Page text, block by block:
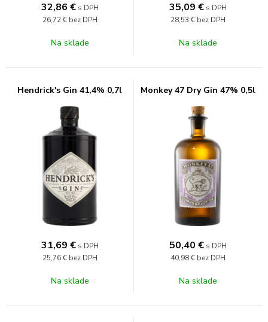
32,86 € s DPH
26,72 € bez DPH
Na sklade
35,09 € s DPH
28,53 € bez DPH
Na sklade
Hendrick's Gin 41,4% 0,7l
31,69 € s DPH
25,76 € bez DPH
Na sklade
Monkey 47 Dry Gin 47% 0,5l
50,40 € s DPH
40,98 € bez DPH
Na sklade